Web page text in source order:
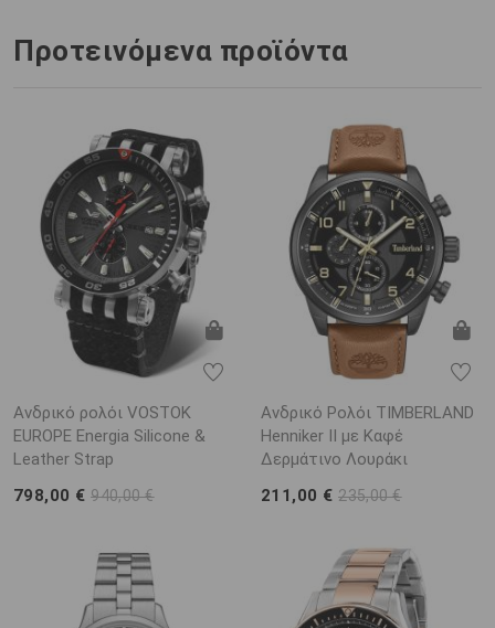
Προτεινόμενα προϊόντα
Ανδρικό ρολόι VOSTOK
EUROPE Energia Silicone &
Leather Strap
798,00 €940,00 €
Ανδρικό Ρολόι TIMBERLAND
Henniker II με Καφέ
Δερμάτινο Λουράκι
211,00 €235,00 €